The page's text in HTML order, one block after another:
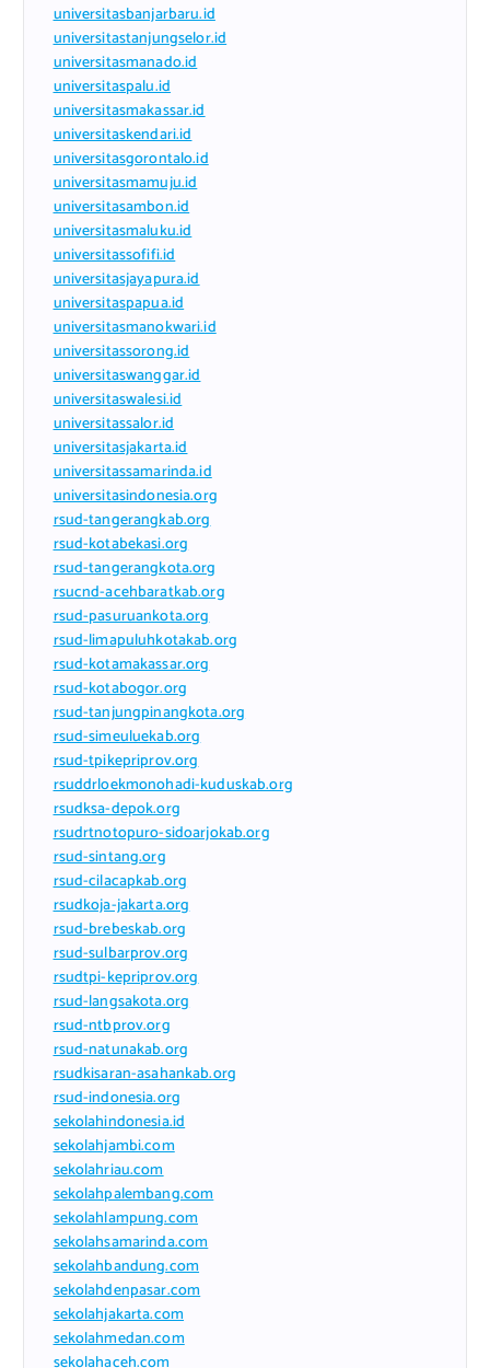
universitasbanjarbaru.id
universitastanjungselor.id
universitasmanado.id
universitaspalu.id
universitasmakassar.id
universitaskendari.id
universitasgorontalo.id
universitasmamuju.id
universitasambon.id
universitasmaluku.id
universitassofifi.id
universitasjayapura.id
universitaspapua.id
universitasmanokwari.id
universitassorong.id
universitaswanggar.id
universitaswalesi.id
universitassalor.id
universitasjakarta.id
universitassamarinda.id
universitasindonesia.org
rsud-tangerangkab.org
rsud-kotabekasi.org
rsud-tangerangkota.org
rsucnd-acehbaratkab.org
rsud-pasuruankota.org
rsud-limapuluhkotakab.org
rsud-kotamakassar.org
rsud-kotabogor.org
rsud-tanjungpinangkota.org
rsud-simeuluekab.org
rsud-tpikepriprov.org
rsuddrloekmonohadi-kuduskab.org
rsudksa-depok.org
rsudrtnotopuro-sidoarjokab.org
rsud-sintang.org
rsud-cilacapkab.org
rsudkoja-jakarta.org
rsud-brebeskab.org
rsud-sulbarprov.org
rsudtpi-kepriprov.org
rsud-langsakota.org
rsud-ntbprov.org
rsud-natunakab.org
rsudkisaran-asahankab.org
rsud-indonesia.org
sekolahindonesia.id
sekolahjambi.com
sekolahriau.com
sekolahpalembang.com
sekolahlampung.com
sekolahsamarinda.com
sekolahbandung.com
sekolahdenpasar.com
sekolahjakarta.com
sekolahmedan.com